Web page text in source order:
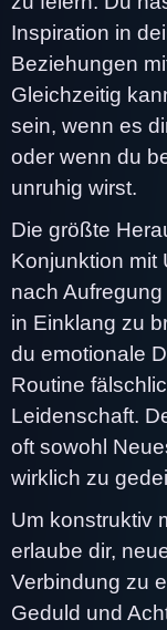
Inspiration in
Beziehungen
Gleichzeitig
sein, wenn es
oder wenn du
unruhig wirst.
Die größte
Konjunktion mit
nach
in Einklang zu
du emotionale
Routine
Leidenschaft.
oft sowohl
wirklich zu
Um konstruktiv
erlaube dir,
Verbindung zu
Geduld und